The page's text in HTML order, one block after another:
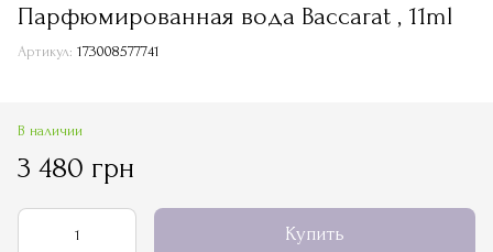
Парфюмированная вода Baccarat , 11ml
Артикул: 173008577741
В наличии
3 480 грн
Купить